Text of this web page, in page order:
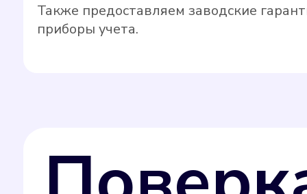
Также предоставляем заводские
приборы учета.